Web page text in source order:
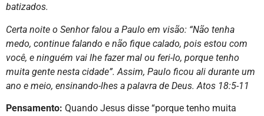
batizados.
Certa noite o Senhor falou a Paulo em visão: “Não tenha
medo, continue falando e não fique calado, pois estou com
você, e ninguém vai lhe fazer mal ou feri-lo, porque tenho
muita gente nesta cidade”. Assim, Paulo ficou ali durante um
ano e meio, ensinando-lhes a palavra de Deus. Atos 18:5-11
Pensamento: Quando Jesus disse “porque tenho muita